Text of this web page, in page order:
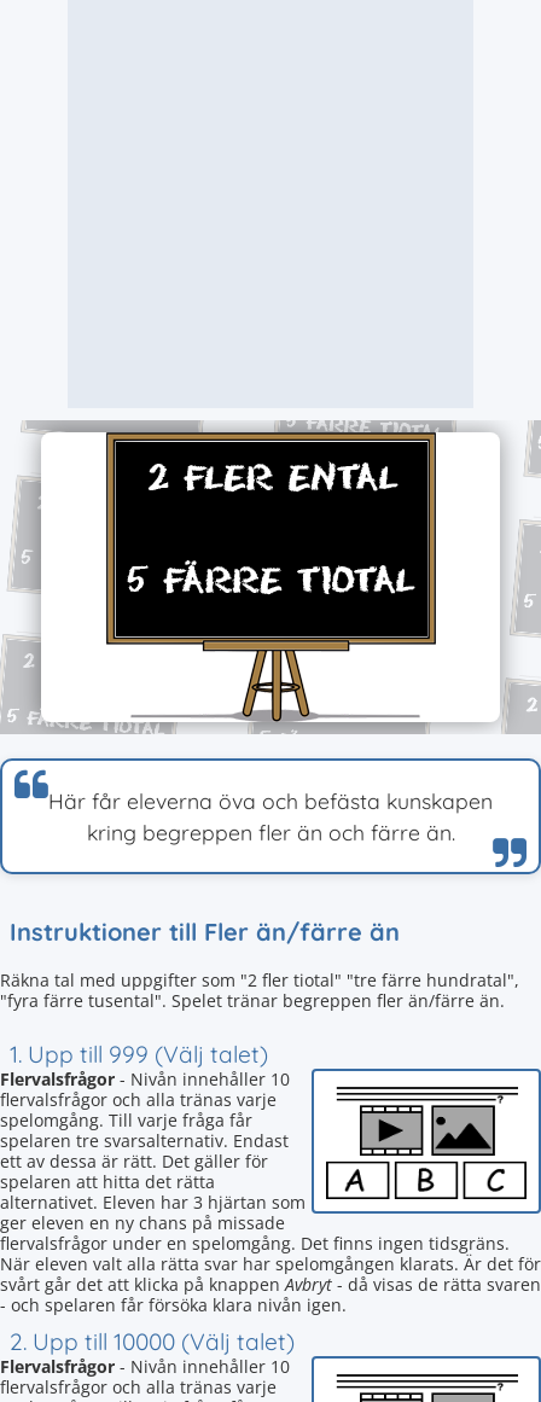
Här får eleverna öva och befästa kunskapen
kring begreppen fler än och färre än.
Instruktioner till Fler än/färre än
Räkna tal med uppgifter som "2 fler tiotal" "tre färre hundratal",
"fyra färre tusental". Spelet tränar begreppen fler än/färre än.
1. Upp till 999 (Välj talet)
Flervalsfrågor - Nivån innehåller 10
flervalsfrågor och alla tränas varje
spelomgång. Till varje fråga får
spelaren tre svarsalternativ. Endast
ett av dessa är rätt. Det gäller för
spelaren att hitta det rätta
alternativet. Eleven har 3 hjärtan som
ger eleven en ny chans på missade
flervalsfrågor under en spelomgång. Det finns ingen tidsgräns.
När eleven valt alla rätta svar har spelomgången klarats. Är det för
svårt går det att klicka på knappenAvbryt - då visas de rätta svaren
- och spelaren får försöka klara nivån igen.
2. Upp till 10000 (Välj talet)
Flervalsfrågor - Nivån innehåller 10
flervalsfrågor och alla tränas varje